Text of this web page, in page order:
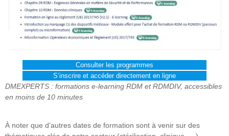
Consulter les programmes
S’inscrire et accéder directement en ligne
DMEXPERTS : formations e-learning RDM et RDMDIV, accessibles
en moins de 10 minutes
À noter que d’autres dates de formation sont à venir sur des